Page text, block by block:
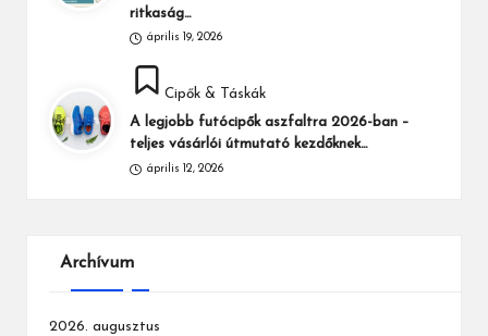
ritkaság…
április 19, 2026
Cipők & Táskák
A legjobb futócipők aszfaltra 2026-ban –
teljes vásárlói útmutató kezdőknek…
április 12, 2026
Archívum
2026. augusztus